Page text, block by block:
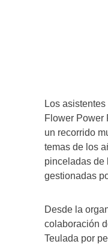
Los
Flower Power
un recorrido
temas de los
pinceladas de
gestionadas
Desde la
colaboración
Teulada por